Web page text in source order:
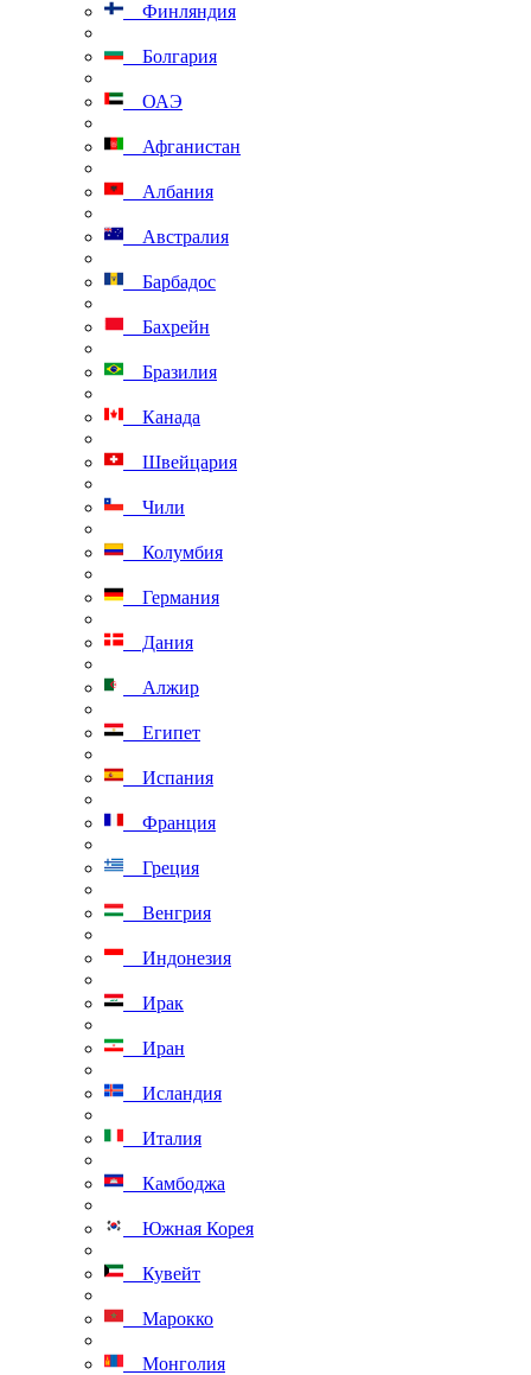
Финляндия
Болгария
ОАЭ
Афганистан
Албания
Австралия
Барбадос
Бахрейн
Бразилия
Канада
Швейцария
Чили
Колумбия
Германия
Дания
Алжир
Египет
Испания
Франция
Греция
Венгрия
Индонезия
Ирак
Иран
Исландия
Италия
Камбоджа
Южная Корея
Кувейт
Марокко
Монголия